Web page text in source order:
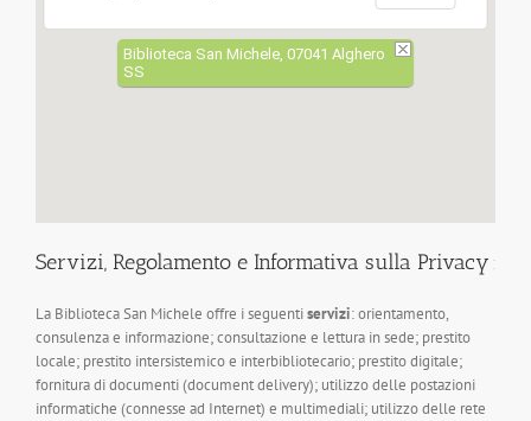
Biblioteca San Michele, 07041 Alghero
SS
Servizi, Regolamento e Informativa sulla Privacy
La Biblioteca San Michele offre i seguentiservizi: orientamento,
consulenza e informazione; consultazione e lettura in sede; prestito
locale; prestito intersistemico e interbibliotecario; prestito digitale;
fornitura di documenti (document delivery); utilizzo delle postazioni
informatiche (connesse ad Internet) e multimediali; utilizzo delle rete